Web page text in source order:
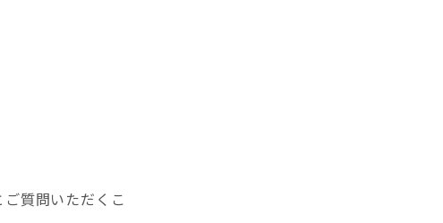
質問いただくこ